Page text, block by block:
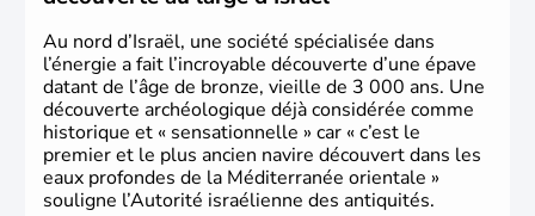
Au nord d’Israël, une société spécialisée dans
l’énergie a fait l’incroyable découverte d’une épave
datant de l’âge de bronze, vieille de 3 000 ans. Une
découverte archéologique déjà considérée comme
historique et « sensationnelle » car « c’est le
premier et le plus ancien navire découvert dans les
eaux profondes de la Méditerranée orientale »
souligne l’Autorité israélienne des antiquités.